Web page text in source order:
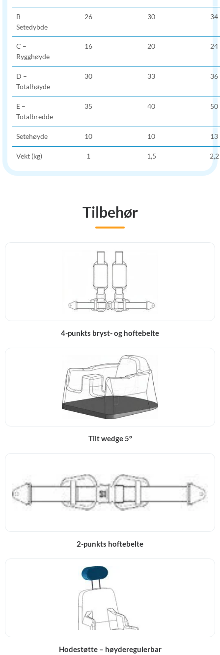
B –
Setedybde
26 30 34
C –
Rygghøyde
16 20 24
D –
Totalhøyde
30 33 36
E –
Totalbredde
35 40 50
Setehøyde 10 10 13
Vekt (kg) 1 1,5 2,2
Tilbehør
4-punkts bryst- og hoftebelte
Tilt wedge 5°
2-punkts hoftebelte
Hodestøtte – høyderegulerbar